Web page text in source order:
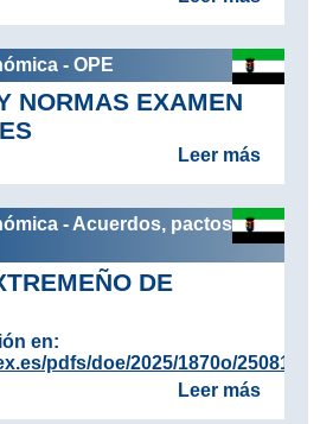
- OPE
NORMAS EXAMEN
Leer más
- Acuerdos, pactos y
DE
en:
pdfs/doe/2025/1870o/
Leer más